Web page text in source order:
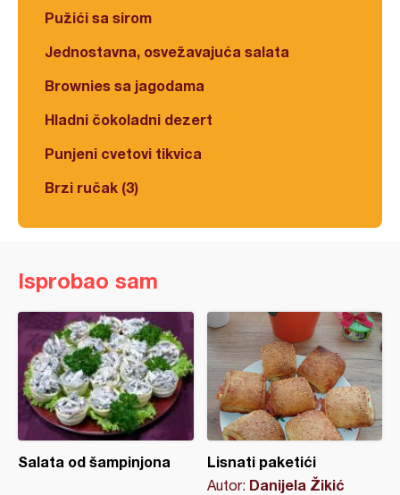
Pužići sa sirom
Jednostavna, osvežavajuća salata
Brownies sa jagodama
Hladni čokoladni dezert
Punjeni cvetovi tikvica
Brzi ručak (3)
Isprobao sam
Salata od šampinjona Lisnati paketići
Autor: Danijela Žikić